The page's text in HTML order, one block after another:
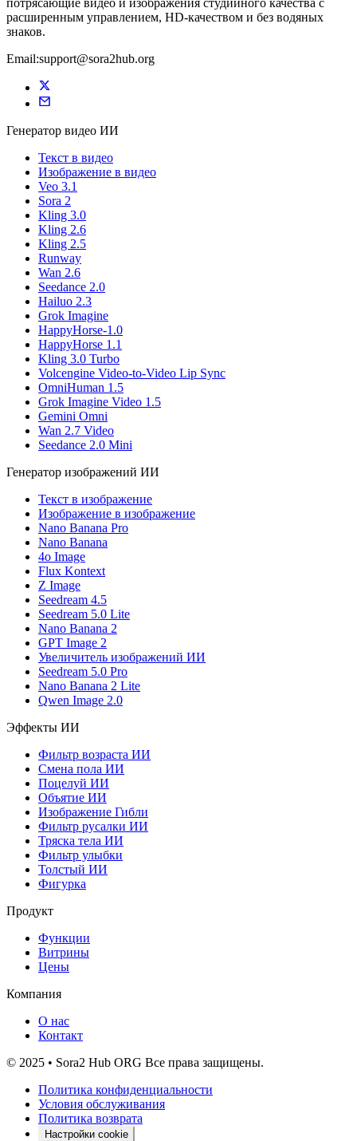
потрясающие видео и изображения студийного качества с
расширенным управлением, HD-качеством и без водяных
знаков.
Email:support@sora2hub.org
Генератор видео ИИ
Текст в видео
Изображение в видео
Veo 3.1
Sora 2
Kling 3.0
Kling 2.6
Kling 2.5
Runway
Wan 2.6
Seedance 2.0
Hailuo 2.3
Grok Imagine
HappyHorse-1.0
HappyHorse 1.1
Kling 3.0 Turbo
Volcengine Video-to-Video Lip Sync
OmniHuman 1.5
Grok Imagine Video 1.5
Gemini Omni
Wan 2.7 Video
Seedance 2.0 Mini
Генератор изображений ИИ
Текст в изображение
Изображение в изображение
Nano Banana Pro
Nano Banana
4o Image
Flux Kontext
Z Image
Seedream 4.5
Seedream 5.0 Lite
Nano Banana 2
GPT Image 2
Увеличитель изображений ИИ
Seedream 5.0 Pro
Nano Banana 2 Lite
Qwen Image 2.0
Эффекты ИИ
Фильтр возраста ИИ
Смена пола ИИ
Поцелуй ИИ
Объятие ИИ
Изображение Гибли
Фильтр русалки ИИ
Тряска тела ИИ
Фильтр улыбки
Толстый ИИ
Фигурка
Продукт
Функции
Витрины
Цены
Компания
О нас
Контакт
© 2025 • Sora2 Hub ORG Все права защищены.
Политика конфиденциальности
Условия обслуживания
Политика возврата
Настройки cookie